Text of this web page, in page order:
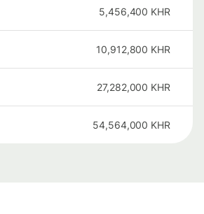
5,456,400 KHR
10,912,800 KHR
27,282,000 KHR
54,564,000 KHR